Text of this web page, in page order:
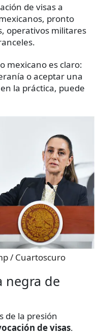
de visas a
pronto
operativos militares
mexicano es claro:
o aceptar una
la práctica, puede
/ Cuartoscuro
negra de
de la presión
de visas.